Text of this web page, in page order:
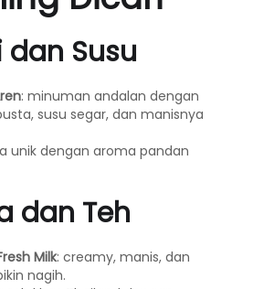
dan Susu
: minuman andalan dengan
susu segar, dan manisnya
unik dengan aroma pandan
dan Teh
Milk: creamy, manis, dan
nagih.